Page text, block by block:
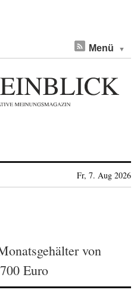
Menü
Fr, 7. Aug 2026
von
Euro